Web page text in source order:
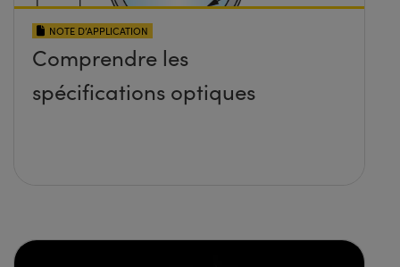
NOTE D’APPLICATION
Comprendre les
spécifications optiques